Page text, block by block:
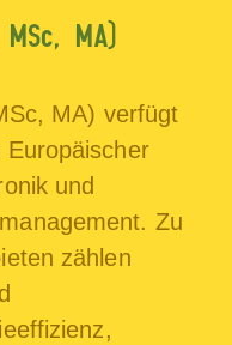
MA)
MA) verfügt
und
Zu
zählen